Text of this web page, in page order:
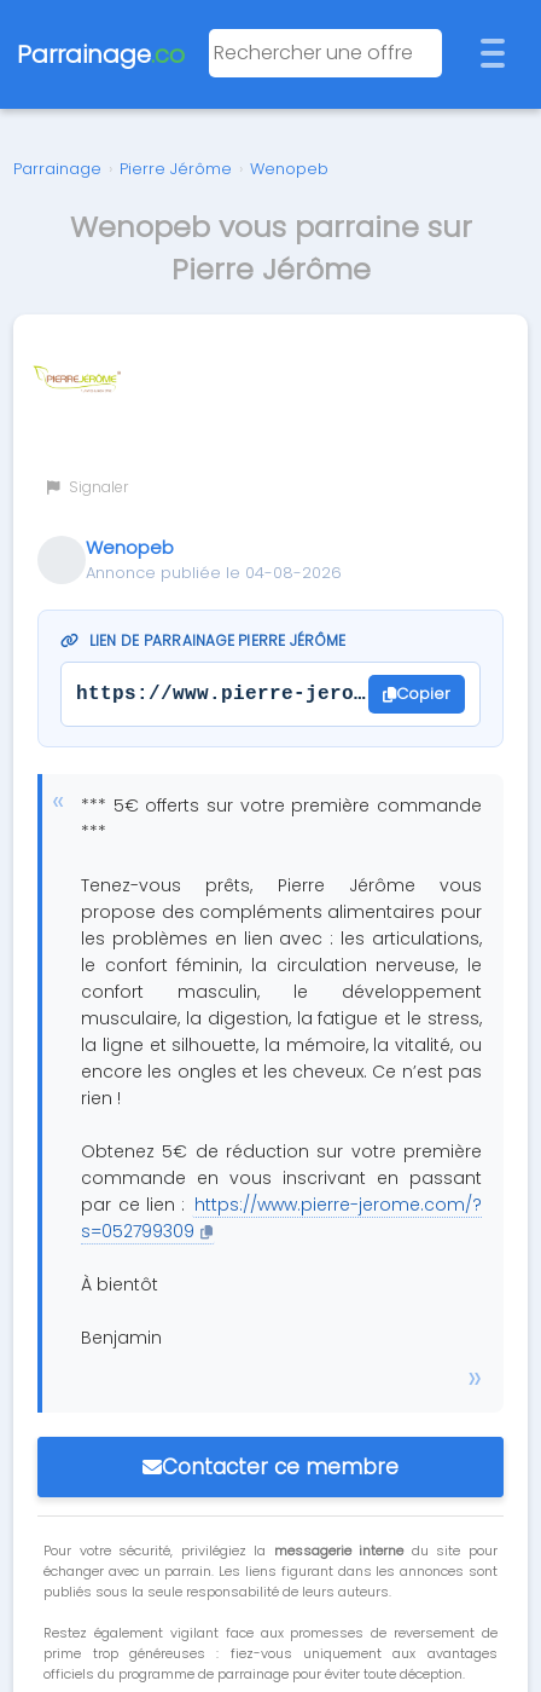
Parrainage.co
Parrainage › Pierre Jérôme › Wenopeb
Wenopeb vous parraine sur
Pierre Jérôme
Signaler
Wenopeb
Annonce publiée le 04-08-2026
LIEN DE PARRAINAGE PIERRE JÉRÔME
https://www.pierre-jerome.com/Copier
*** 5€ offerts sur votre première commande
***
Tenez-vous prêts, Pierre Jérôme vous
propose des compléments alimentaires pour
les problèmes en lien avec : les articulations,
le confort féminin, la circulation nerveuse, le
confort masculin, le développement
musculaire, la digestion, la fatigue et le stress,
la ligne et silhouette, la mémoire, la vitalité, ou
encore les ongles et les cheveux. Ce n’est pas
rien !
Obtenez 5€ de réduction sur votre première
commande en vous inscrivant en passant
par ce lien : https://www.pierre-jerome.com/?
s=052799309
À bientôt
Benjamin
Contacter ce membre
Pour votre sécurité, privilégiez la messagerie internedu site pour
échanger avec un parrain. Les liens figurant dans les annonces sont
publiés sous la seule responsabilité de leurs auteurs.
Restez également vigilant face aux promesses de reversement de
prime trop généreuses : fiez-vous uniquement aux avantages
officiels du programme de parrainage pour éviter toute déception.